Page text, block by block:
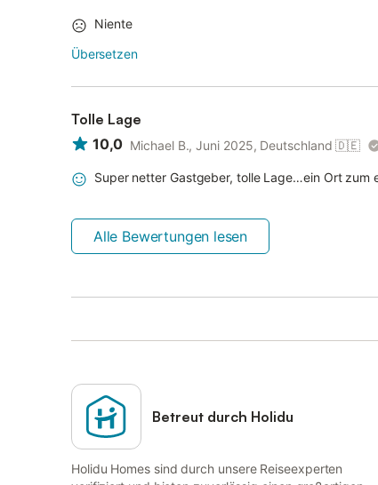
Niente
Übersetzen
Tolle Lage
10,0 Michael B., Juni 2025, Deutschland 🇩🇪
Super netter Gastgeber, tolle Lage…ein Ort zum
Alle Bewertungen lesen
Betreut durch Holidu
Holidu Homes sind durch unsere Reiseexperten